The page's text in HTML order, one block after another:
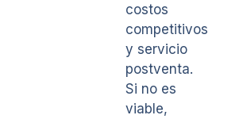
costos
competitivos
y servicio
postventa.
Si no es
viable,